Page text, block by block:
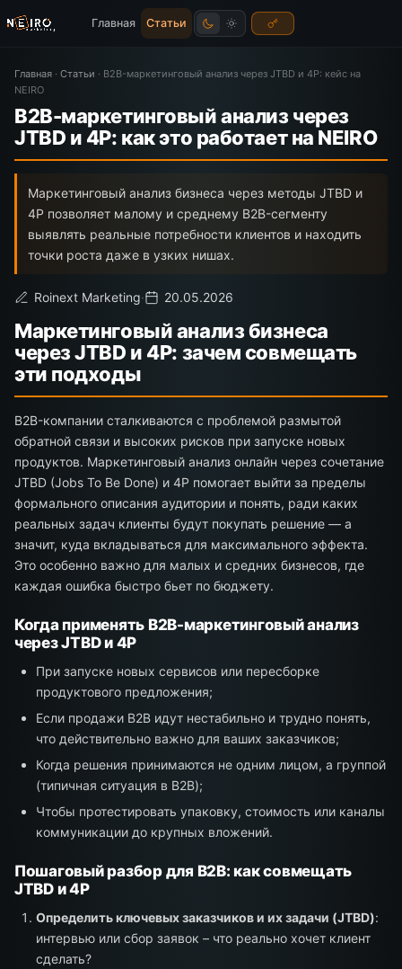
Главная Статьи
Главная · Статьи · B2B-маркетинговый анализ через JTBD и 4P: кейс на
NEIRO
B2B-маркетинговый анализ через
JTBD и 4P: как это работает на NEIRO
Маркетинговый анализ бизнеса через методы JTBD и
4P позволяет малому и среднему B2B-сегменту
выявлять реальные потребности клиентов и находить
точки роста даже в узких нишах.
Roinext Marketing· 20.05.2026
Маркетинговый анализ бизнеса
через JTBD и 4P: зачем совмещать
эти подходы
B2B-компании сталкиваются с проблемой размытой
обратной связи и высоких рисков при запуске новых
продуктов. Маркетинговый анализ онлайн через сочетание
JTBD (Jobs To Be Done) и 4P помогает выйти за пределы
формального описания аудитории и понять, ради каких
реальных задач клиенты будут покупать решение — а
значит, куда вкладываться для максимального эффекта.
Это особенно важно для малых и средних бизнесов, где
каждая ошибка быстро бьет по бюджету.
Когда применять B2B-маркетинговый анализ
через JTBD и 4P
При запуске новых сервисов или пересборке
продуктового предложения;
Если продажи B2B идут нестабильно и трудно понять,
что действительно важно для ваших заказчиков;
Когда решения принимаются не одним лицом, а группой
(типичная ситуация в B2B);
Чтобы протестировать упаковку, стоимость или каналы
коммуникации до крупных вложений.
Пошаговый разбор для B2B: как совмещать
JTBD и 4P
Определить ключевых заказчиков и их задачи (JTBD):
интервью или сбор заявок – что реально хочет клиент
сделать?